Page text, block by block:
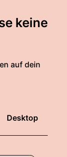
keine
auf dein
Desktop